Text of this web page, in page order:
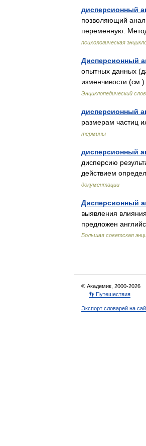
дисперсионный
позволяющий
переменную.
психологическая
Дисперсионный
опытных данных
изменчивости
Энциклопедический
дисперсионный
размерам частиц
термины
дисперсионный
дисперсию
действием
документации
Дисперсионный
выявления
предложен
Большая советская
© Академик, 2000-2026
👣 Путешествия
Экспорт словарей на